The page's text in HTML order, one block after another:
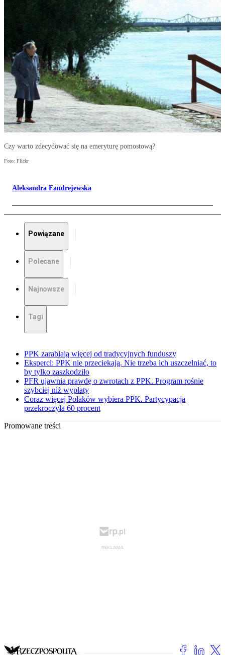
Czy warto zdecydować się na emeryturę pomostową?
Foto: Flickr
Aleksandra Fandrejewska
Powiązane
Polecane
Najnowsze
Tagi
PPK zarabiają więcej od tradycyjnych funduszy
Eksperci: PPK nie przeciekają. Nie trzeba ich uszczelniać, to
by tylko zaszkodziło
PFR ujawnia prawdę o zwrotach z PPK. Program rośnie
szybciej niż wypłaty
Coraz więcej Polaków wybiera PPK. Partycypacja
przekroczyła 60 procent
Promowane treści